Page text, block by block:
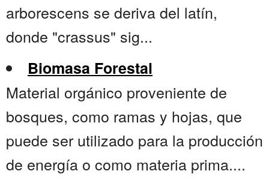
arborescens se deriva del latín,
donde "crassus" sig...
Biomasa Forestal
Material orgánico proveniente de
bosques, como ramas y hojas, que
puede ser utilizado para la producción
de energía o como materia prima....